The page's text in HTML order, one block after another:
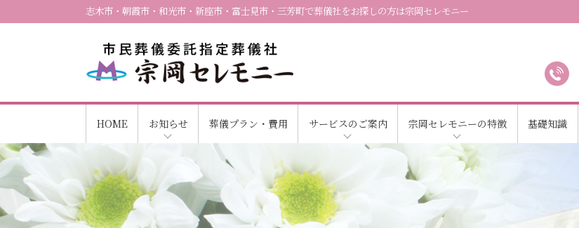
志木市・朝霞市・和光市・新座市・富士見市・三芳町で葬儀社をお探しの方は宗岡セレモニー
HOME お知らせ 葬儀プラン・費用 サービスのご案内 宗岡セレモニーの特徴 基礎知識